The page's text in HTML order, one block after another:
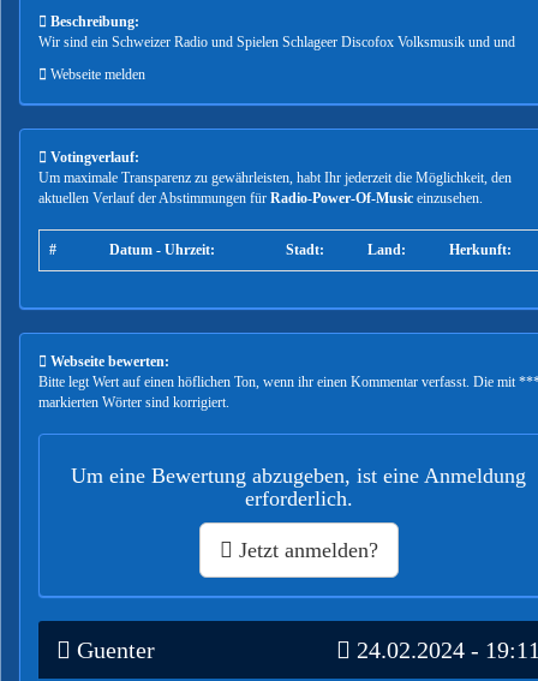
Beschreibung:
Wir sind ein Schweizer Radio und Spielen Schlageer Discofox Volksmusik und und
Webseite melden
Votingverlauf:
Um maximale Transparenz zu gewährleisten, habt Ihr jederzeit die Möglichkeit, den
aktuellen Verlauf der Abstimmungen für Radio-Power-Of-Music einzusehen.
# Datum - Uhrzeit: Stadt: Land: Herkunft:
Webseite bewerten:
Bitte legt Wert auf einen höflichen Ton, wenn ihr einen Kommentar verfasst. Die mit
markierten Wörter sind korrigiert.
Um eine Bewertung abzugeben, ist eine Anmeldung
erforderlich.
Jetzt anmelden?
Guenter 24.02.2024 -